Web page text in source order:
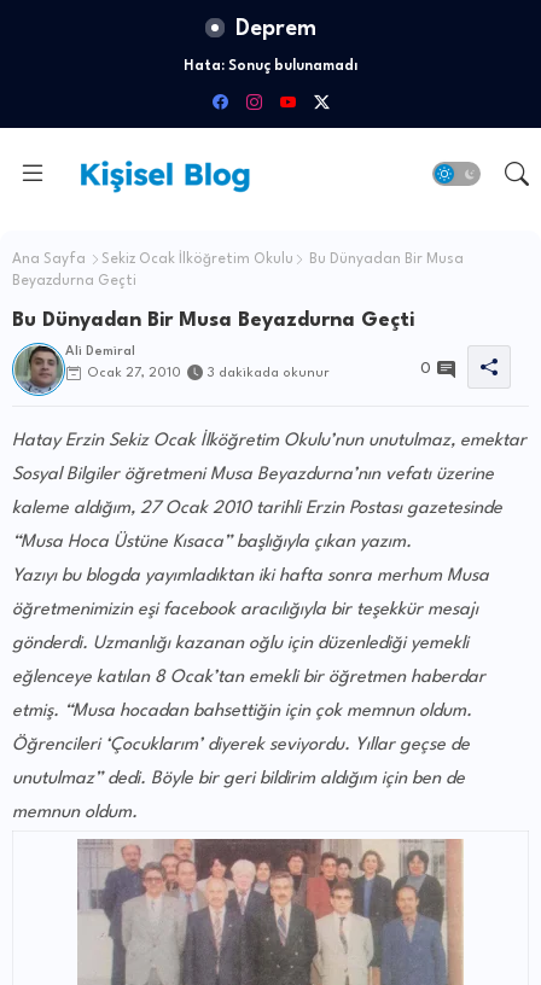
Deprem
Hata: Sonuç bulunamadı
Ana Sayfa Sekiz Ocak İlköğretim Okulu
Bu Dünyadan Bir Musa
Beyazdurna Geçti
Bu Dünyadan Bir Musa Beyazdurna Geçti
Ali Demiral
Ocak 27, 2010
3 dakikada okunur 0
Hatay Erzin Sekiz Ocak İlköğretim Okulu’nun unutulmaz, emektar
Sosyal Bilgiler öğretmeni Musa Beyazdurna’nın vefatı üzerine
kaleme aldığım, 27 Ocak 2010 tarihli Erzin Postası gazetesinde
“Musa Hoca Üstüne Kısaca” başlığıyla çıkan yazım.
Yazıyı bu blogda yayımladıktan iki hafta sonra merhum Musa
öğretmenimizin eşi facebook aracılığıyla bir teşekkür mesajı
gönderdi. Uzmanlığı kazanan oğlu için düzenlediği yemekli
eğlenceye katılan 8 Ocak’tan emekli bir öğretmen haberdar
etmiş. “Musa hocadan bahsettiğin için çok memnun oldum.
Öğrencileri ‘Çocuklarım’ diyerek seviyordu. Yıllar geçse de
unutulmaz” dedi. Böyle bir geri bildirim aldığım için ben de
memnun oldum.